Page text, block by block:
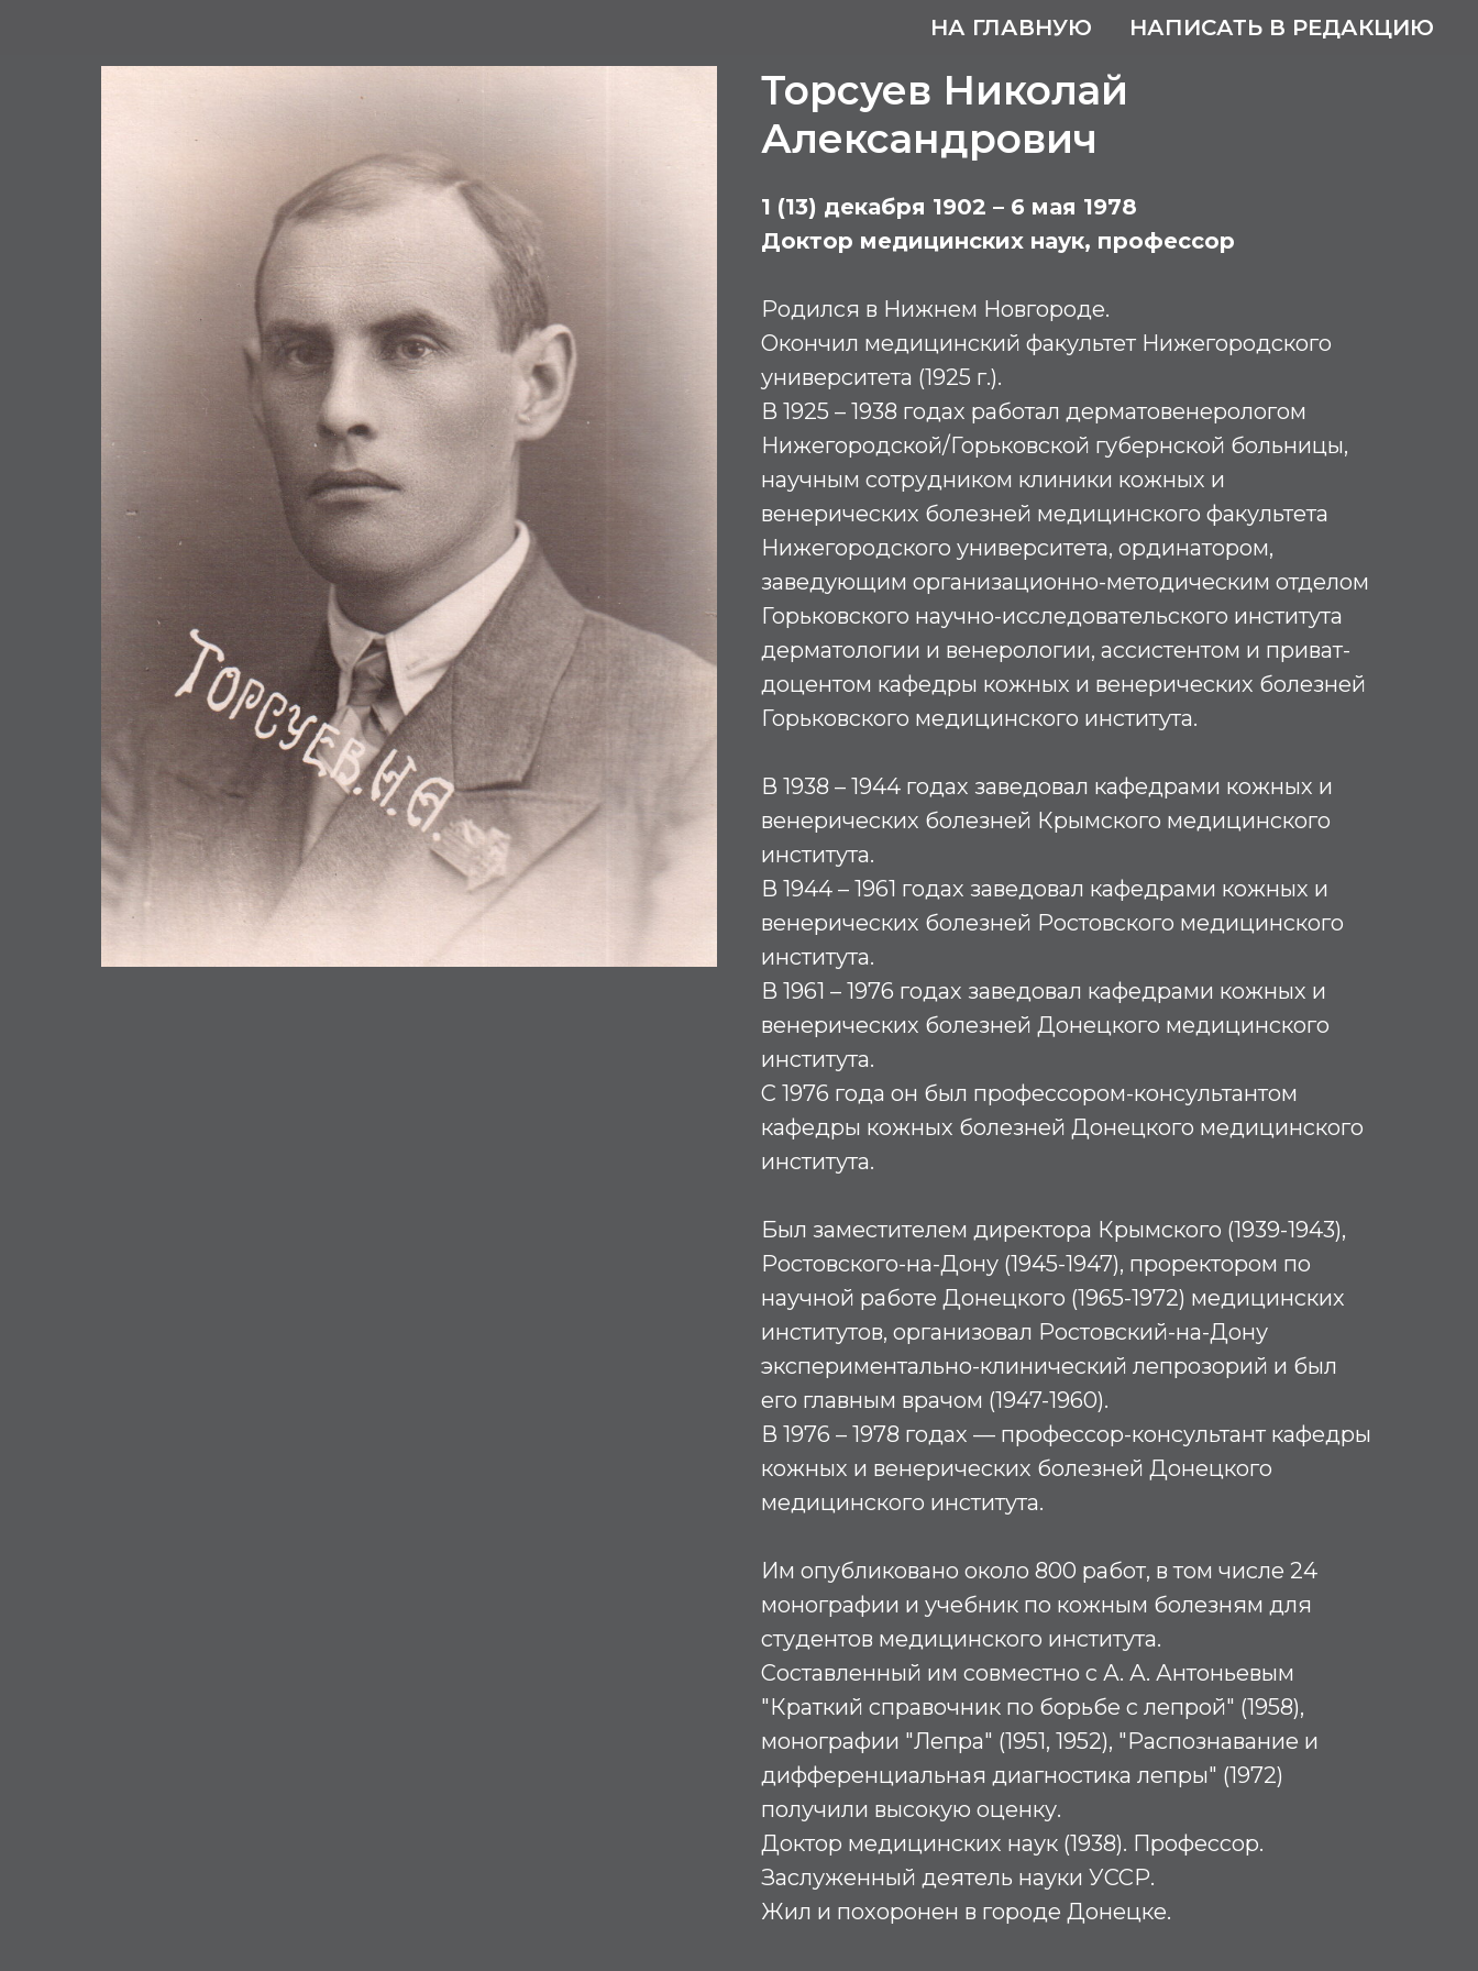
НА ГЛАВНУЮ НАПИСАТЬ В РЕДАКЦИЮ
Торсуев Николай
Александрович
1 (13) декабря 1902 – 6 мая 1978
Доктор медицинских наук, профессор
Родился в Нижнем Новгороде.
Окончил медицинский факультет Нижегородского
университета (1925 г.).
В 1925 – 1938 годах работал дерматовенерологом
Нижегородской/Горьковской губернской больницы,
научным сотрудником клиники кожных и
венерических болезней медицинского факультета
Нижегородского университета, ординатором,
заведующим организационно-методическим отделом
Горьковского научно-исследовательского института
дерматологии и венерологии, ассистентом и приват-
доцентом кафедры кожных и венерических болезней
Горьковского медицинского института.
В 1938 – 1944 годах заведовал кафедрами кожных и
венерических болезней Крымского медицинского
института.
В 1944 – 1961 годах заведовал кафедрами кожных и
венерических болезней Ростовского медицинского
института.
В 1961 – 1976 годах заведовал кафедрами кожных и
венерических болезней Донецкого медицинского
института.
С 1976 года он был профессором-консультантом
кафедры кожных болезней Донецкого медицинского
института.
Был заместителем директора Крымского (1939-1943),
Ростовского-на-Дону (1945-1947), проректором по
научной работе Донецкого (1965-1972) медицинских
институтов, организовал Ростовский-на-Дону
экспериментально-клинический лепрозорий и был
его главным врачом (1947-1960).
В 1976 – 1978 годах — профессор-консультант кафедры
кожных и венерических болезней Донецкого
медицинского института.
Им опубликовано около 800 работ, в том числе 24
монографии и учебник по кожным болезням для
студентов медицинского института.
Составленный им совместно с А. А. Антоньевым
"Краткий справочник по борьбе с лепрой" (1958),
монографии "Лепра" (1951, 1952), "Распознавание и
дифференциальная диагностика лепры" (1972)
получили высокую оценку.
Доктор медицинских наук (1938). Профессор.
Заслуженный деятель науки УССР.
Жил и похоронен в городе Донецке.